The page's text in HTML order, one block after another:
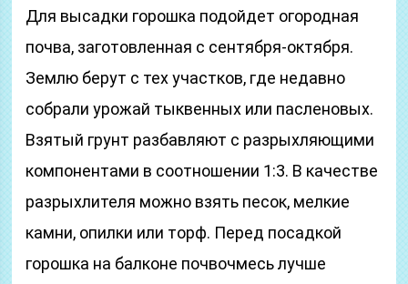
Для высадки горошка подойдет огородная
почва, заготовленная с сентября-октября.
Землю берут с тех участков, где недавно
собрали урожай тыквенных или пасленовых.
Взятый грунт разбавляют с разрыхляющими
компонентами в соотношении 1:3. В качестве
разрыхлителя можно взять песок, мелкие
камни, опилки или торф. Перед посадкой
горошка на балконе почвочмесь лучше